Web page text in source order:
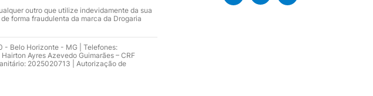
outro que utilize indevidamente da sua
forma fraudulenta da marca da Drogaria
- Belo Horizonte - MG | Telefones:
Ayres Azevedo Guimarães – CRF
2025020713 | Autorização de